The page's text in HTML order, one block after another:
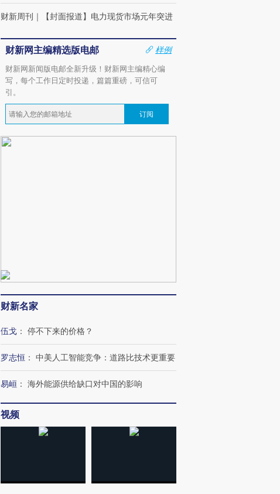
财新周刊 ｜ 【封面报道】电力现货市场元年突进
财新网主编精选版电邮
样例
财新网新闻版电邮全新升级！财新网主编精心编
写，每个工作日定时投递，篇篇重磅，可信可
引。
订阅
财新名家
伍戈 ： 停不下来的价格？
罗志恒 ： 中美人工智能竞争：道路比技术更重要
易峘 ： 海外能源供给缺口对中国的影响
视频